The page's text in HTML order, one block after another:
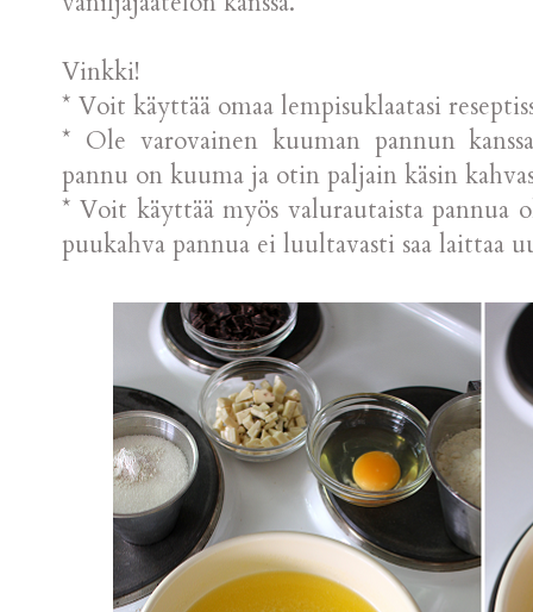
Vinkki!
* Voit käyttää omaa lempisuklaatasi
* Ole varovainen kuuman pannun
pannu on kuuma ja otin paljain käsin
* Voit käyttää myös valurautaista pannua
puukahva pannua ei luultavasti saa laittaa